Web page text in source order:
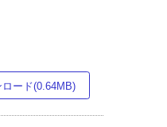
ード(0.64MB)